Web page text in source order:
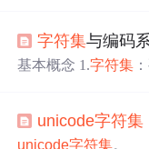
过简单但足够详细
cript...
字符集与编码
基本概念 1.字符集
这叫码表（Code
的码是38712（十进制
unicode字符集
unicode字符集。